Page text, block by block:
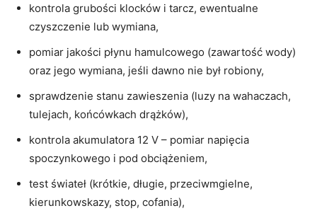
kontrola grubości klocków i tarcz, ewentualne
czyszczenie lub wymiana,
pomiar jakości płynu hamulcowego (zawartość wody)
oraz jego wymiana, jeśli dawno nie był robiony,
sprawdzenie stanu zawieszenia (luzy na wahaczach,
tulejach, końcówkach drążków),
kontrola akumulatora 12 V – pomiar napięcia
spoczynkowego i pod obciążeniem,
test świateł (krótkie, długie, przeciwmgielne,
kierunkowskazy, stop, cofania),